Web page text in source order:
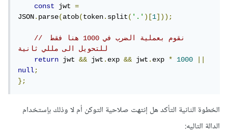
const jwt =
JSON.parse(atob(token.split('.')[1]));
// نقوم بعملية الضرب في 1000 هنا فقط
للتحويل الى مللي ثانية
return jwt && jwt.exp && jwt.exp * 1000
null;
};
الخطوة الثانية التأكد هل إنتهت صلاحية التوكن أم لا وذلك بإستخدام
الدالة التاليه: